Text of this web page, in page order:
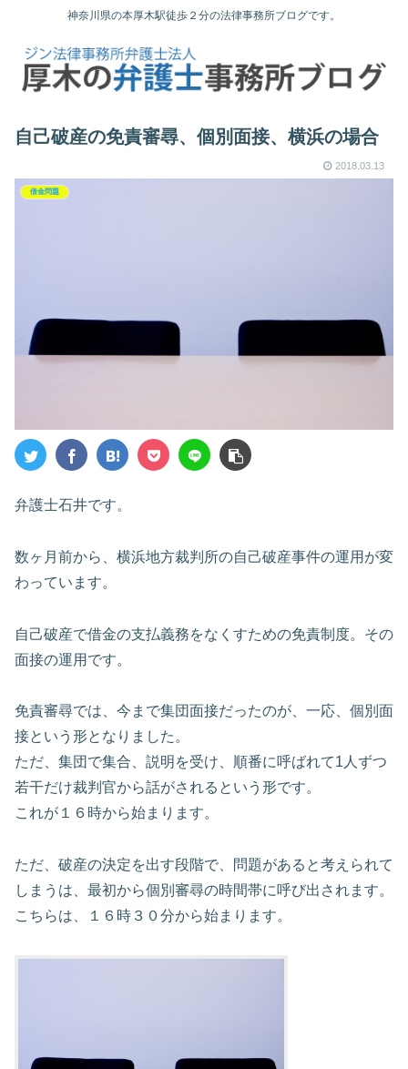
神奈川県の本厚木駅徒歩２分の法律事務所ブログです。
自己破産の免責審尋、個別面接、横浜の場合
2018.03.13
借金問題
弁護士石井です。
数ヶ月前から、横浜地方裁判所の自己破産事件の運用が変
わっています。
自己破産で借金の支払義務をなくすための免責制度。その
面接の運用です。
免責審尋では、今まで集団面接だったのが、一応、個別面
接という形となりました。
ただ、集団で集合、説明を受け、順番に呼ばれて1人ずつ
若干だけ裁判官から話がされるという形です。
これが１６時から始まります。
ただ、破産の決定を出す段階で、問題があると考えられて
しまうは、最初から個別審尋の時間帯に呼び出されます。
こちらは、１６時３０分から始まります。